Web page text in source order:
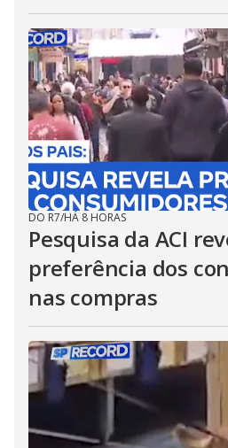
DO R7/HÁ 8 HORAS
Pesquisa da ACI
preferência dos
nas compras